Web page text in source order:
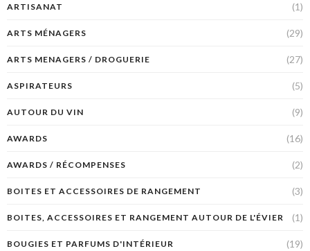
ARTISANAT (1)
ARTS MÉNAGERS (29)
ARTS MENAGERS / DROGUERIE (27)
ASPIRATEURS (5)
AUTOUR DU VIN (9)
AWARDS (16)
AWARDS / RÉCOMPENSES (2)
BOITES ET ACCESSOIRES DE RANGEMENT (3)
BOITES, ACCESSOIRES ET RANGEMENT AUTOUR DE L'ÉVIER (1)
BOUGIES ET PARFUMS D'INTÉRIEUR (19)